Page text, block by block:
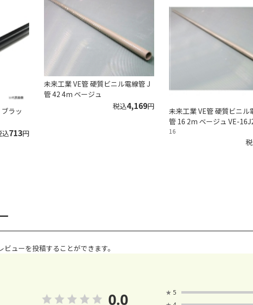
ラッ
込713円
未来工業 VE管 硬質ビニル電線管 J
管 42 4m ベージュ
税込4,169円
未来工業 VE管 硬質ビニル
管 16 2m ベージュ VE-
16
ューを投稿することができます。
0.0 ★ 5